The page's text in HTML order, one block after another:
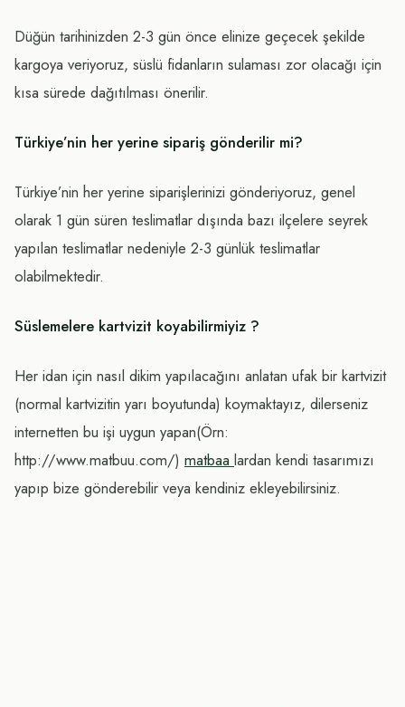
Düğün tarihinizden 2-3 gün önce elinize geçecek şekilde
kargoya veriyoruz, süslü fidanların sulaması zor olacağı için
kısa sürede dağıtılması önerilir.
Türkiye’nin her yerine sipariş gönderilir mi?
Türkiye’nin her yerine siparişlerinizi gönderiyoruz, genel
olarak 1 gün süren teslimatlar dışında bazı ilçelere seyrek
yapılan teslimatlar nedeniyle 2-3 günlük teslimatlar
olabilmektedir.
Süslemelere kartvizit koyabilirmiyiz ?
Her idan için nasıl dikim yapılacağını anlatan ufak bir kartvizit
(normal kartvizitin yarı boyutunda) koymaktayız, dilerseniz
internetten bu işi uygun yapan(Örn:
http://www.matbuu.com/) matbaa lardan kendi tasarımızı
yapıp bize gönderebilir veya kendiniz ekleyebilirsiniz.